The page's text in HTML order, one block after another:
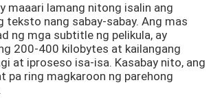
maaari lamang nitong isalin ang
teksto nang sabay-sabay. Ang mas
ng mga subtitle ng pelikula, ay
200-400 kilobytes at kailangang
at iproseso isa-isa. Kasabay nito, ang
pa ring magkaroon ng parehong